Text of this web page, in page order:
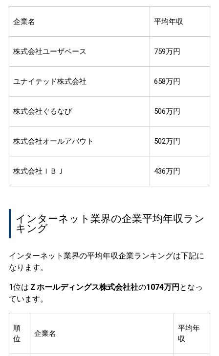
企業名 平均年収
株式会社ユーザベース 759万円
ユナイテッド株式会社 658万円
株式会社ぐるなび 506万円
株式会社オールアバウト 502万円
株式会社ＩＢＪ 436万円
インターネット業界の企業平均年収ラン
キング
インターネット業界の平均年収企業ランキングは下記に
なります。
1位は Ｚホールディングス株式会社社の1074万円 となっ
ています。
順
位
企業名
平均年
収